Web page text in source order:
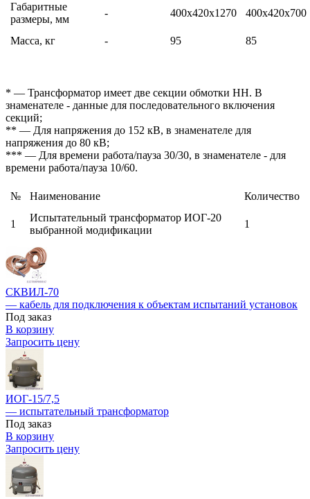
Габаритные
размеры, мм
- 400x420x1270 400x420x700
Масса, кг - 95 85
* — Трансформатор имеет две секции обмотки НН. В
знаменателе - данные для последовательного включения
секций;
** — Для напряжения до 152 кВ, в знаменателе для
напряжения до 80 кВ;
*** — Для времени работа/пауза 30/30, в знаменателе - для
времени работа/пауза 10/60.
№ Наименование Количество
1
Испытательный трансформатор ИОГ-20
выбранной модификации
1
СКВИЛ-70
— кабель для подключения к объектам испытаний установок
Под заказ
В корзину
Запросить цену
ИОГ-15/7,5
— испытательный трансформатор
Под заказ
В корзину
Запросить цену